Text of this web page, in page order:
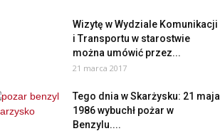
Wizytę w Wydziale Komunikacji
i Transportu w starostwie
można umówić przez...
21 marca 2017
Tego dnia w Skarżysku: 21 maja
1986 wybuchł pożar w
Benzylu....